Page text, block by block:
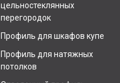
цельностеклянных
перегородок
Профиль для шкафов купе
Профиль для натяжных
потолков